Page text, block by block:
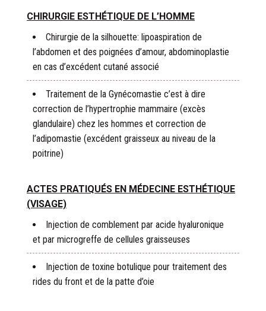
CHIRURGIE ESTHÉTIQUE DE L’HOMME
Chirurgie de la silhouette: lipoaspiration de
l’abdomen et des poignées d’amour, abdominoplastie
en cas d’excédent cutané associé
Traitement de la Gynécomastie c’est à dire
correction de l’hypertrophie mammaire (excès
glandulaire) chez les hommes et correction de
l’adipomastie (excédent graisseux au niveau de la
poitrine)
ACTES PRATIQUÉS EN MÉDECINE ESTHÉTIQUE
(VISAGE)
Injection de comblement par acide hyaluronique
et par microgreffe de cellules graisseuses
Injection de toxine botulique pour traitement des
rides du front et de la patte d’oie